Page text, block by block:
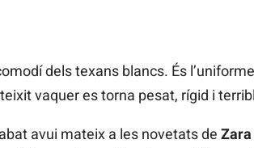
dels texans blancs. És
vaquer es torna pesat, rígid i
avui mateix a les novetats de